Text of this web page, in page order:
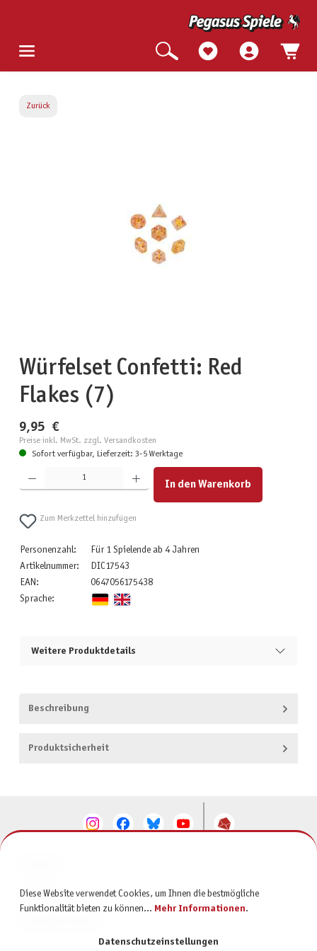
Zurück
Würfelset Confetti: Red
Flakes (7)
9,95 €
Preise inkl. MwSt. zzgl. Versandkosten
Sofort verfügbar, Lieferzeit: 3-5 Werktage
Produkt Anzahl: Gib den gewünschten Wert ein oder benutze die Schaltflächen um die Anzahl zu
In den Warenkorb
Zum Merkzettel hinzufügen
Personenzahl:
Für 1 Spielende ab 4 Jahren
Artikelnummer:
DIC17543
EAN:
0647056175438
Sprache:
Weitere Produktdetails
Beschreibung
Produktsicherheit
SERVICE
Diese Website verwendet Cookies, um Ihnen die bestmögliche
Funktionalität bieten zu können... Mehr Informationen.
Datenschutzeinstellungen